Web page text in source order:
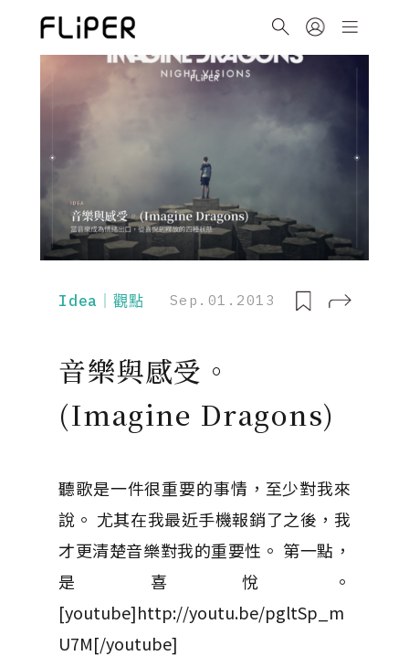
Idea｜觀點 Sep.01.2013
音樂與感受。
(Imagine Dragons)
聽歌是一件很重要的事情，至少對我來
說。 尤其在我最近手機報銷了之後，我
才更清楚音樂對我的重要性。 第一點，
是喜悅。
[youtube]http://youtu.be/pgltSp_m
U7M[/youtube]